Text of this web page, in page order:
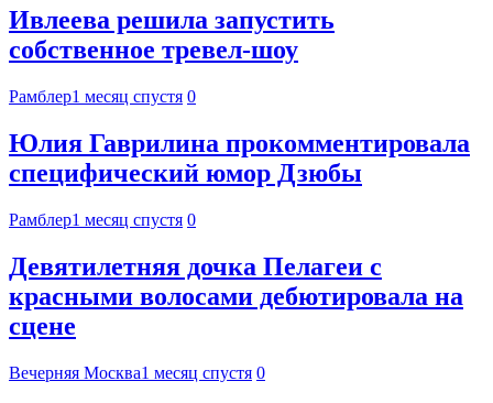
Ивлеева решила запустить
собственное тревел-шоу
Рамблер1 месяц спустя 0
Юлия Гаврилина прокомментировала
специфический юмор Дзюбы
Рамблер1 месяц спустя 0
Девятилетняя дочка Пелагеи с
красными волосами дебютировала на
сцене
Вечерняя Москва1 месяц спустя 0